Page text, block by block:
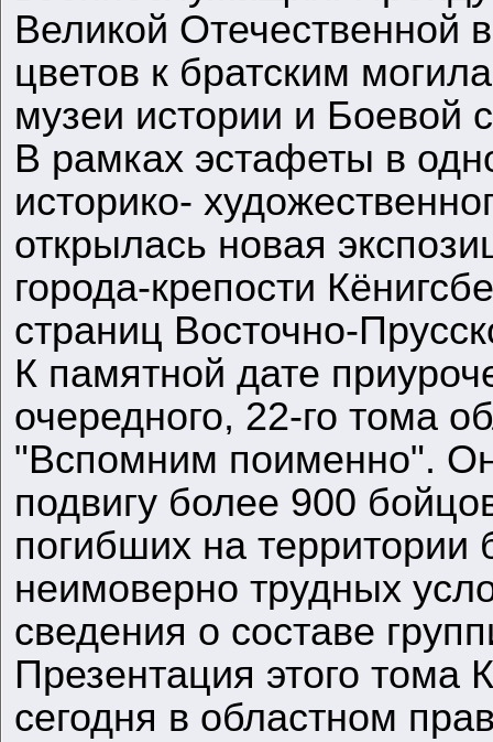
Великой Отечественной
цветов к братским
музеи истории и Боевой
В рамках эстафеты в
историко-
открылась новая
города-крепости
страниц Восточно-
К памятной дате
очередного, 22-го тома
"Вспомним поименно".
подвигу более 900
погибших на
неимоверно трудных
сведения о составе
Презентация этого тома
сегодня в областном